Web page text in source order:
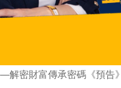
解密財富傳承密碼《預告